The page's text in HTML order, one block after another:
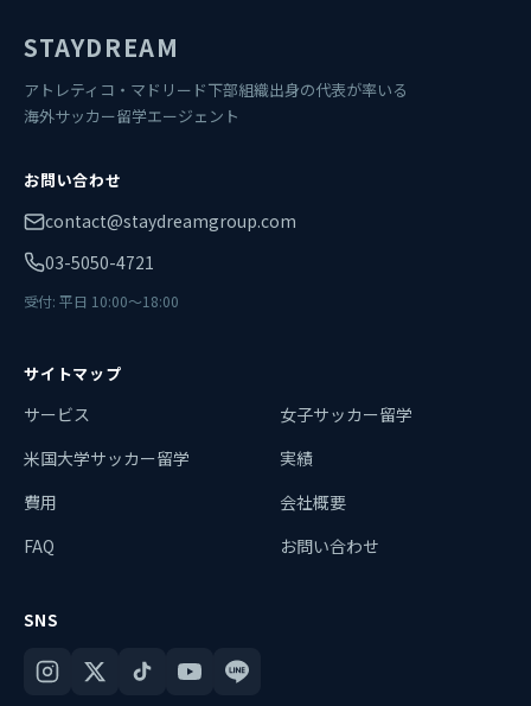
STAYDREAM
アトレティコ・マドリード下部組織出身の代表が率いる
海外サッカー留学エージェント
お問い合わせ
contact@staydreamgroup.com
03-5050-4721
受付: 平日 10:00〜18:00
サイトマップ
サービス
女子サッカー留学
米国大学サッカー留学
実績
費用
会社概要
FAQ
お問い合わせ
SNS